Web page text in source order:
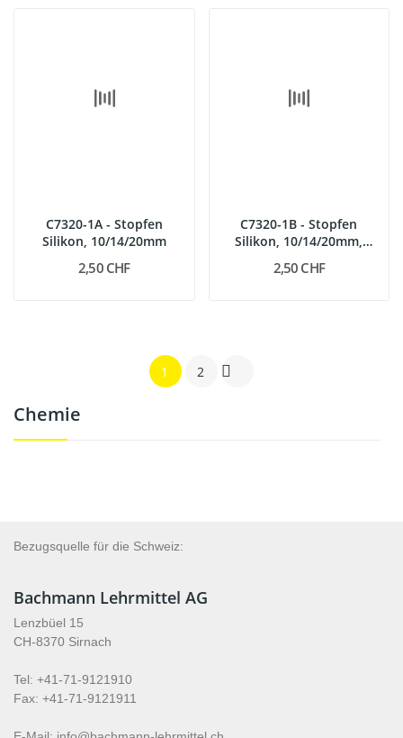
Chemie
C7320-1A - Stopfen
Silikon, 10/14/20mm
2,50 CHF
C7320-1B - Stopfen
Silikon, 10/14/20mm,
2,50 CHF
1 2 
Bezugsquelle für die Schweiz:
Bachmann Lehrmittel AG
Lenzbüel 15
CH-8370 Sirnach
Tel: +41-71-9121910
Fax: +41-71-9121911